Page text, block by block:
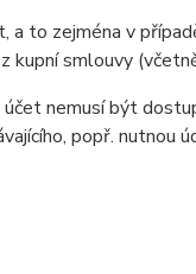
to zejména v
kupní smlouvy
nemusí být
popř. nutnou